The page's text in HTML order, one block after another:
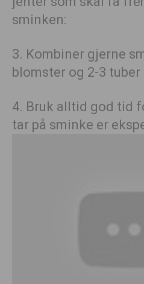
sminken:
3. Kombiner gjerne
blomster og 2-3
4. Bruk alltid god tid
tar på sminke er